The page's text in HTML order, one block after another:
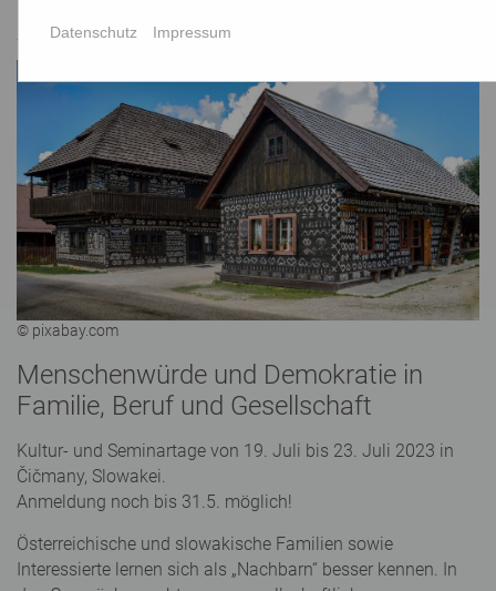
© pixabay.com
Menschenwürde und Demokratie in
Familie, Beruf und Gesellschaft
Kultur- und Seminartage von 19. Juli bis 23. Juli 2023 in
Čičmany, Slowakei.
Anmeldung noch bis 31.5. möglich!
Österreichische und slowakische Familien sowie
Interessierte lernen sich als „Nachbarn“ besser kennen. In
Datenschutz Impressum